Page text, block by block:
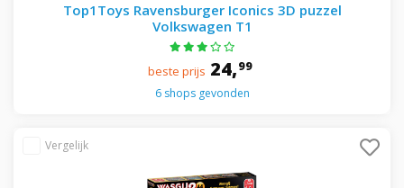
Top1Toys Ravensburger Iconics 3D puzzel
Volkswagen T1
beste prijs 24,99
6 shops gevonden